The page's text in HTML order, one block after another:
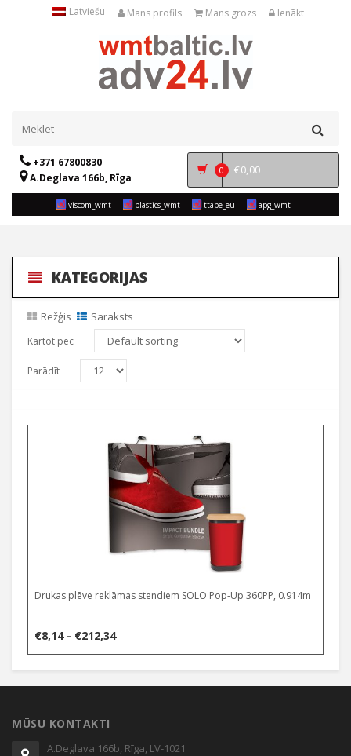
Latviešu Mans profils Mans grozs Ienākt
+371 67800830
A.Deglava 166b, Rīga
0 €0,00
viscom_wmt plastics_wmt ttape_eu apg_wmt
KATEGORIJAS
Režģis Saraksts
Kārtot pēc
Parādīt
Drukas plēve reklāmas stendiem SOLO Pop-Up 360PP, 0.914m
€8,14 – €212,34Price
range:
Select options
MŪSU KONTAKTI
A.Deglava 166b, Rīga, LV-1021